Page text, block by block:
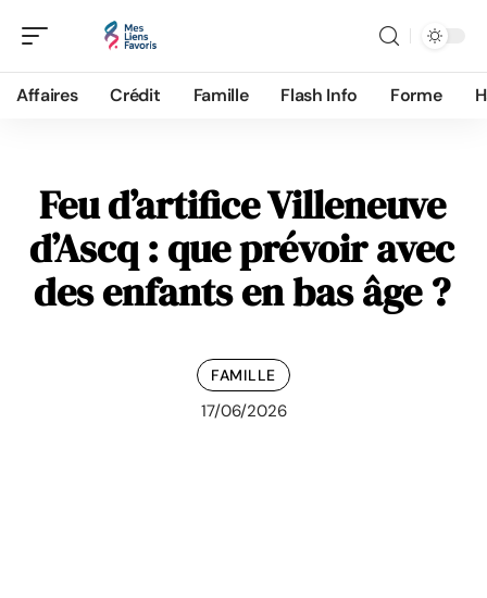
Affaires Crédit Famille Flash Info Forme
Feu d’artifice Villeneuve
d’Ascq : que prévoir avec
des enfants en bas âge ?
FAMILLE
17/06/2026